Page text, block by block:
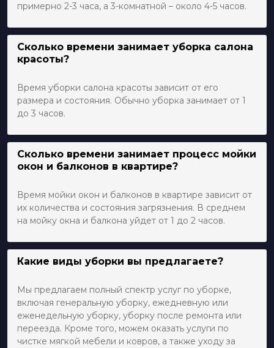
примерно 2-3 часа, а 3-комнатной – около 4-5 часов.
Сколько времени занимает уборка салона
красоты?
Время уборки салона красоты зависит от его
размера и состояния. Обычно уборка занимает от 1
до 3 часов.
Сколько времени занимает процесс мойки
окон и балконов в квартире?
Время мойки окон и балконов в квартире зависит от
их количества и состояния загрязнения. В среднем
на мойку окна и балкона уйдет от 1 до 2 часов.
Какие виды уборки вы предлагаете?
Мы предлагаем полный спектр услуг по уборке,
включая генеральную уборку, ежедневную или
еженедельную уборку, уборку после ремонта или
переезда. Кроме того, можем оказать услуги по
чистке мягкой мебели и ковров, а также уходу за